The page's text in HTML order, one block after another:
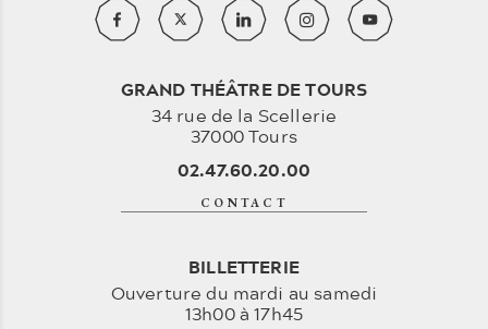
GRAND THÉÂTRE DE TOURS
34 rue de la Scellerie
37000 Tours
02.47.60.20.00
CONTACT
BILLETTERIE
Ouverture du mardi au samedi
13h00 à 17h45